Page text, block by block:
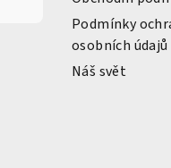
Podmínky
osobních údajů
Náš svět